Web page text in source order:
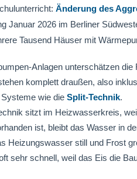
Änderung des
Januar 2026 im Berliner
Tausend Häuser mit
Anlagen unterschätzen
komplett draußen, also
wie die Split-Technik.
sitzt im Heizwasserkreis,
ist, bleibt das Wasser in
Heizungswasser still und Frost
sehr schnell, weil das Eis die